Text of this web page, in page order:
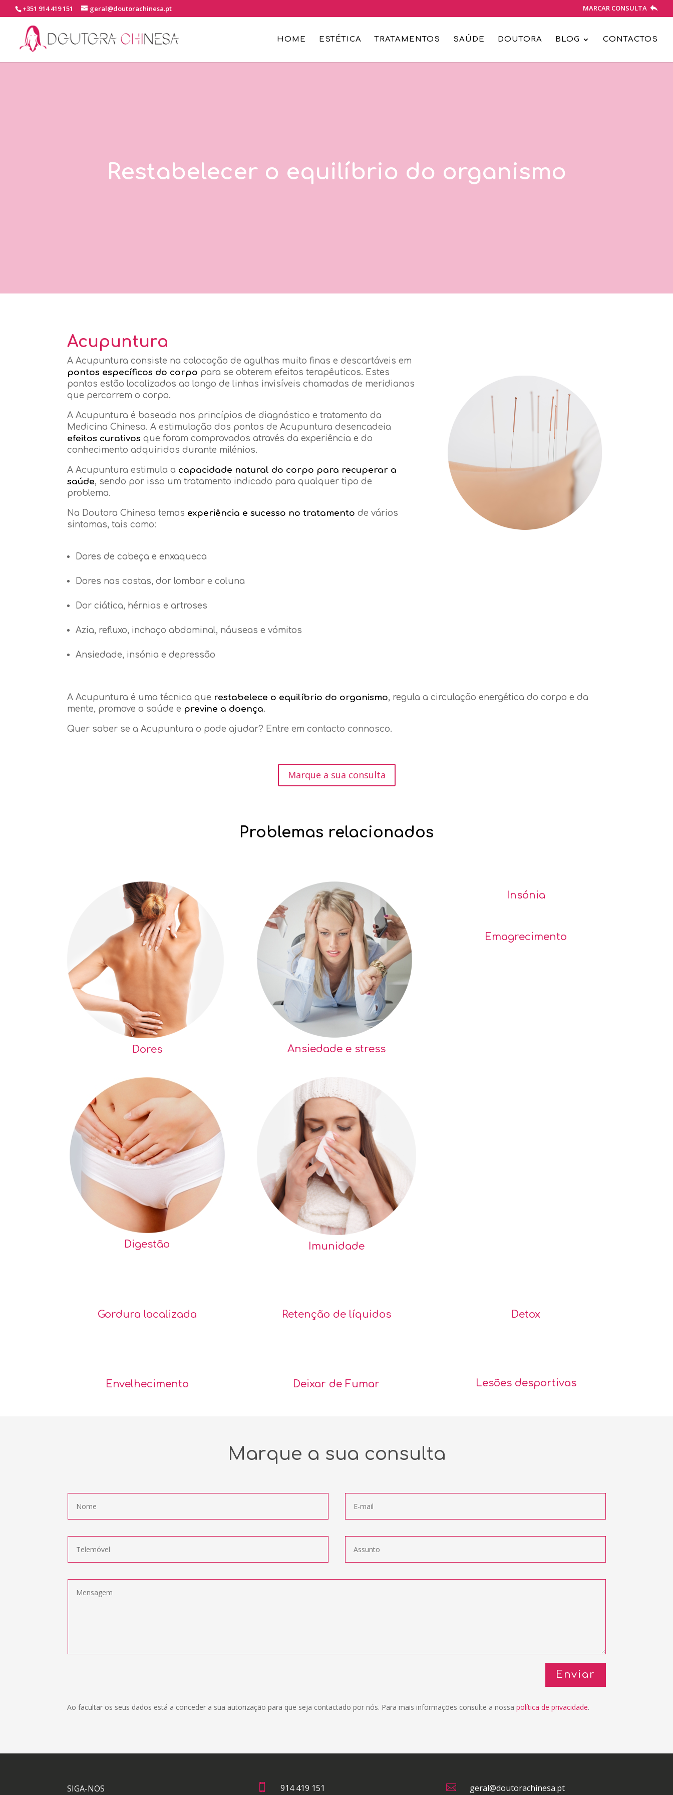
+351 914 419 151 geral@doutorachinesa.pt MARCAR CONSULTA
HOME ESTÉTICA TRATAMENTOS SAÚDE DOUTORA BLOG CONTACTOS
Restabelecer o equilíbrio do organismo
Acupuntura
A Acupuntura consiste na colocação de agulhas muito finas e descartáveis em
pontos específicos do corpo para se obterem efeitos terapêuticos. Estes
pontos estão localizados ao longo de linhas invisíveis chamadas de meridianos
que percorrem o corpo.
A Acupuntura é baseada nos princípios de diagnóstico e tratamento da
Medicina Chinesa. A estimulação dos pontos de Acupuntura desencadeia
efeitos curativos que foram comprovados através da experiência e do
conhecimento adquiridos durante milénios.
A Acupuntura estimula a capacidade natural do corpo para recuperar a
saúde, sendo por isso um tratamento indicado para qualquer tipo de
problema.
Na Doutora Chinesa temos experiência e sucesso no tratamento de vários
sintomas, tais como:
Dores de cabeça e enxaqueca
Dores nas costas, dor lombar e coluna
Dor ciática, hérnias e artroses
Azia, refluxo, inchaço abdominal, náuseas e vómitos
Ansiedade, insónia e depressão
A Acupuntura é uma técnica que restabelece o equilíbrio do organismo, regula a circulação energética do corpo e da
mente, promove a saúde e previne a doença.
Quer saber se a Acupuntura o pode ajudar? Entre em contacto connosco.
Marque a sua consulta
Problemas relacionados
Dores
Digestão
Ansiedade e stress
Imunidade
Insónia
Emagrecimento
Gordura localizada Retenção de líquidos Detox
Envelhecimento Deixar de Fumar Lesões desportivas
Marque a sua consulta
Enviar
Ao facultar os seus dados está a conceder a sua autorização para que seja contactado por nós. Para mais informações consulte a nossapolítica de privacidade.
SIGA-NOS  914 419 151  geral@doutorachinesa.pt